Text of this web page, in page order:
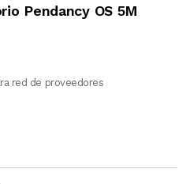
Pendancy OS 5M
red de proveedores